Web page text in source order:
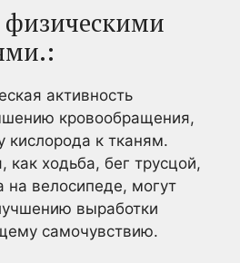
физическими
активность
кровообращения,
кислорода к тканям.
как ходьба, бег трусцой,
на велосипеде, могут
выработки
самочувствию.